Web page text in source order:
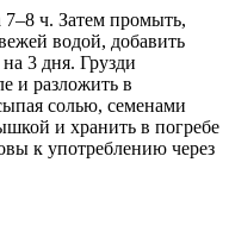
7–8 ч. Затем промыть,
водой, добавить
3 дня. Грузди
и разложить в
солью, семенами
и хранить в погребе
к употреблению через